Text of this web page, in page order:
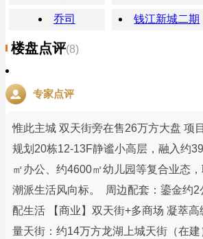
乔司 钱江新城二期
楼盘点评(8)
专家点评
惟此主城 双天街旁在售26万方大盘 项
规划20栋12-13F静谧小高层，融入约
㎡办公、约4600㎡幼儿园等复合业态
潮派生活风向标。 周边配套：鎏金约2
配生活 【商业】双天街+多商场 凝萃
量天街：约14万方龙湖上城天街（在